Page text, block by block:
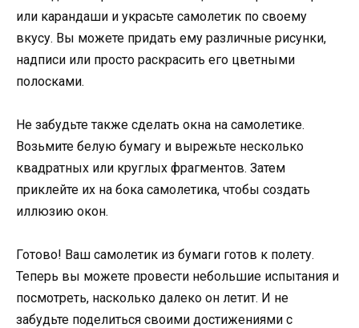
или карандаши и украсьте самолетик по своему
вкусу. Вы можете придать ему различные рисунки,
надписи или просто раскрасить его цветными
полосками.
Не забудьте также сделать окна на самолетике.
Возьмите белую бумагу и вырежьте несколько
квадратных или круглых фрагментов. Затем
приклейте их на бока самолетика, чтобы создать
иллюзию окон.
Готово! Ваш самолетик из бумаги готов к полету.
Теперь вы можете провести небольшие испытания и
посмотреть, насколько далеко он летит. И не
забудьте поделиться своими достижениями с